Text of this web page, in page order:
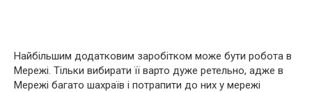
Найбільшим додатковим заробітком може бути робота в
Мережі. Тільки вибирати її варто дуже ретельно, адже в
Мережі багато шахраїв і потрапити до них у мережі